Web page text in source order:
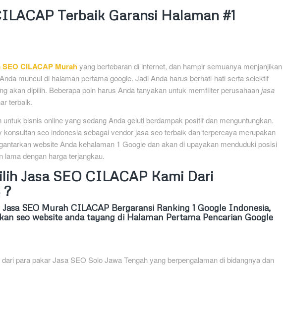
Terbaik Garansi Halaman #1
SEO CILACAP Murahyang bertebaran di internet, dan hampir semuanya menjanjikan
muncul di halaman pertama google. Jadi Anda harus berhati-hati serta selektif
akan dipilih. Beberapa poin harus Anda tanyakan untuk memfilter perusahaanjasa
terbaik.
bisnis online yang sedang Anda geluti berdampak positif dan menguntungkan.
seo indonesia sebagai vendor jasa seo terbaik dan terpercaya merupakan
website Anda kehalaman 1 Google dan akan di upayakan menduduki posisi
lama dengan harga terjangkau.
Jasa SEO CILACAP Kami Dari
?
SEO Murah CILACAP Bergaransi Ranking 1 Google Indonesia,
seo website anda tayang di Halaman Pertama Pencarian Google
para pakar Jasa SEO Solo Jawa Tengah yang berpengalaman di bidangnya dan